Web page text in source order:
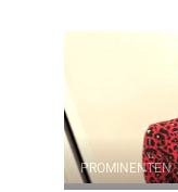
PROMINENTEN